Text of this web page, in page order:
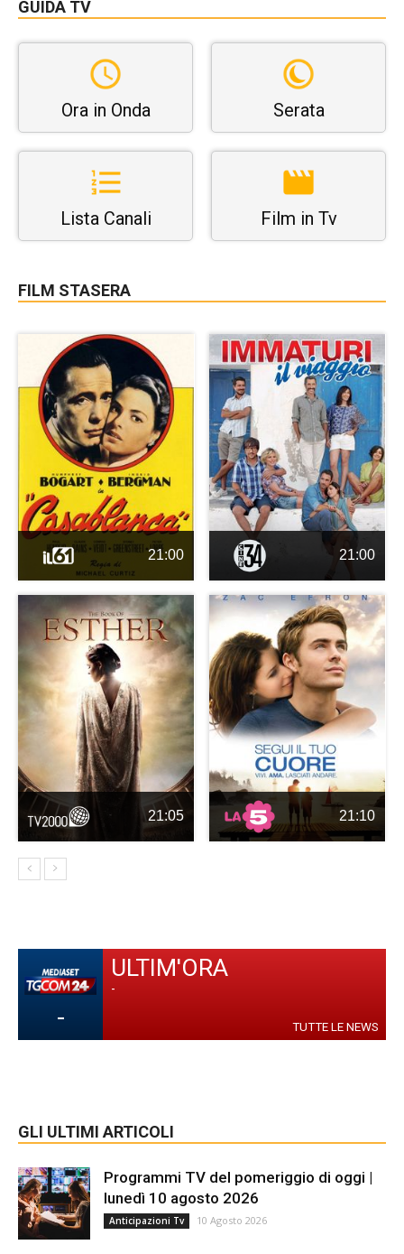
GUIDA TV
Ora in Onda Serata
Lista Canali Film in Tv
FILM STASERA
21:00 21:00
21:05 21:10
-
ULTIM'ORA
-
TUTTE LE NEWS
GLI ULTIMI ARTICOLI
Programmi TV del pomeriggio di oggi |
lunedì 10 agosto 2026
Anticipazioni Tv 10 Agosto 2026